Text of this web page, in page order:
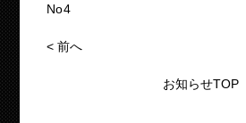
No4
<前へ
お知らせTOP